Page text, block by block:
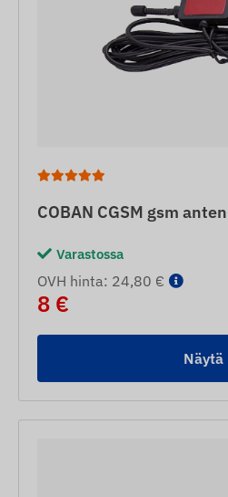
COBAN CGSM gsm
Varastossa
OVH hinta: 24,80 €
8 €
Näytä